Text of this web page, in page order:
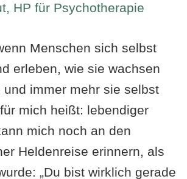
HP für Psychotherapie
Menschen sich selbst
erleben, wie sie wachsen
und immer mehr sie selbst
mich heißt: lebendiger
mich noch an den
Heldenreise erinnern, als
„Du bist wirklich gerade